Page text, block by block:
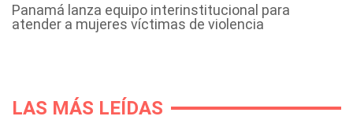
Panamá lanza equipo interinstitucional para
atender a mujeres víctimas de violencia
LAS MÁS LEÍDAS